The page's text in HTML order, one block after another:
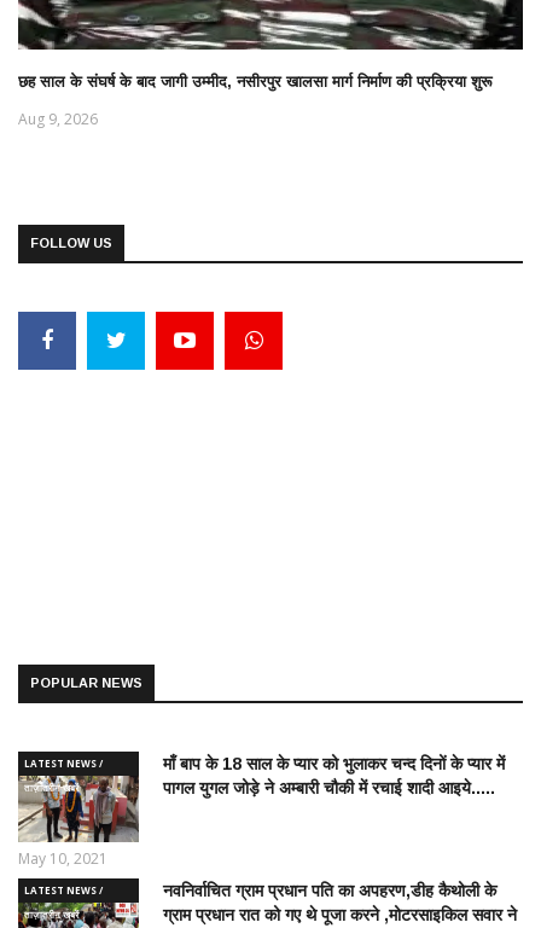
छह साल के संघर्ष के बाद जागी उम्मीद, नसीरपुर खालसा मार्ग निर्माण की प्रक्रिया शुरू
Aug 9, 2026
FOLLOW US
POPULAR NEWS
LATEST NEWS /
ताज़ातरीन खबरें
माँ बाप के 18 साल के प्यार को भुलाकर चन्द दिनों के प्यार में
पागल युगल जोड़े ने अम्बारी चौकी में रचाई शादी आइये.....
May 10, 2021
LATEST NEWS /
ताज़ातरीन खबरें
नवनिर्वाचित ग्राम प्रधान पति का अपहरण,डीह कैथोली के
ग्राम प्रधान रात को गए थे पूजा करने ,मोटरसाइकिल सवार ने